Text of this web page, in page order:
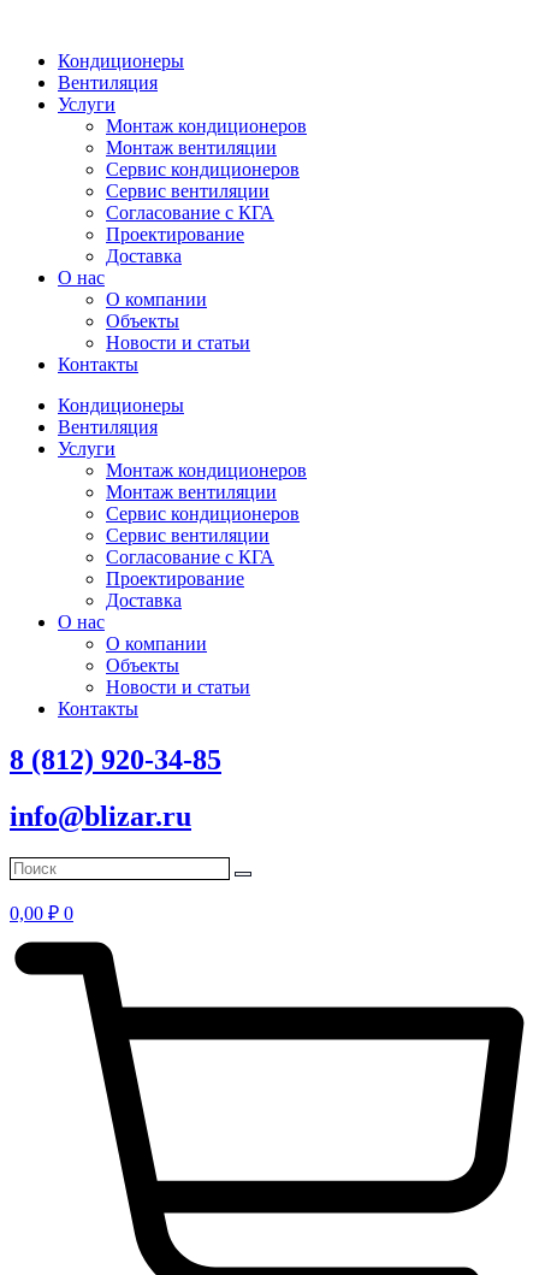
Кондиционеры
Вентиляция
Услуги
Монтаж кондиционеров
Монтаж вентиляции
Сервис кондиционеров
Сервис вентиляции
Согласование с КГА
Проектирование
Доставка
О нас
О компании
Объекты
Новости и статьи
Контакты
Кондиционеры
Вентиляция
Услуги
Монтаж кондиционеров
Монтаж вентиляции
Сервис кондиционеров
Сервис вентиляции
Согласование с КГА
Проектирование
Доставка
О нас
О компании
Объекты
Новости и статьи
Контакты
8 (812) 920-34-85
info@blizar.ru
0,00 ₽ 0